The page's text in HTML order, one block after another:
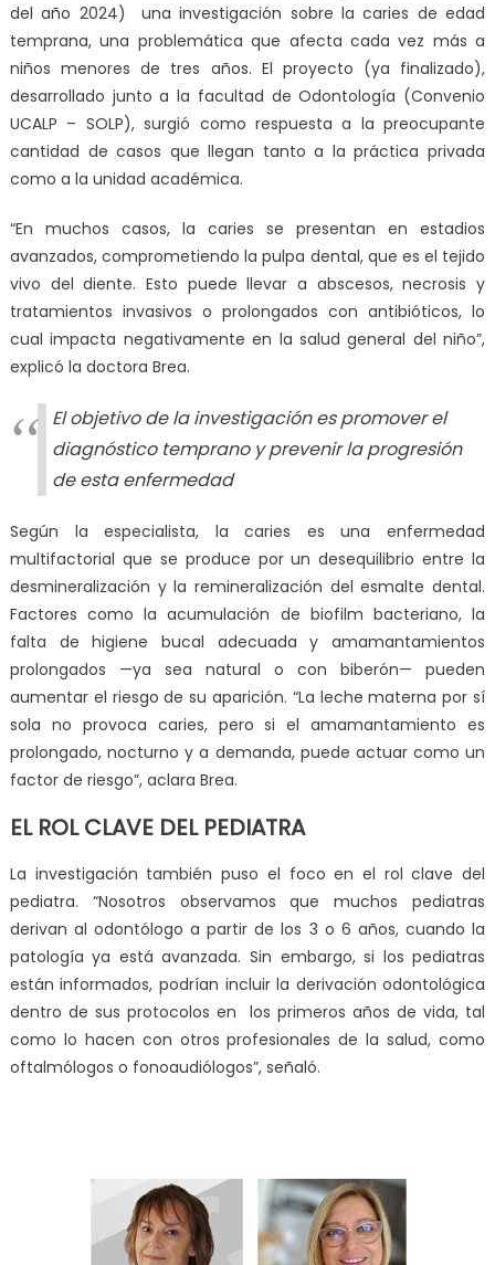
del año 2024) una investigación sobre la caries de edad
temprana, una problemática que afecta cada vez más a
niños menores de tres años. El proyecto (ya finalizado),
desarrollado junto a la facultad de Odontología (Convenio
UCALP – SOLP), surgió como respuesta a la preocupante
cantidad de casos que llegan tanto a la práctica privada
como a la unidad académica.
“En muchos casos, la caries se presentan en estadios
avanzados, comprometiendo la pulpa dental, que es el tejido
vivo del diente. Esto puede llevar a abscesos, necrosis y
tratamientos invasivos o prolongados con antibióticos, lo
cual impacta negativamente en la salud general del niño”,
explicó la doctora Brea.
El objetivo de la investigación es promover el
diagnóstico temprano y prevenir la progresión
de esta enfermedad
Según la especialista, la caries es una enfermedad
multifactorial que se produce por un desequilibrio entre la
desmineralización y la remineralización del esmalte dental.
Factores como la acumulación de biofilm bacteriano, la
falta de higiene bucal adecuada y amamantamientos
prolongados —ya sea natural o con biberón— pueden
aumentar el riesgo de su aparición. “La leche materna por sí
sola no provoca caries, pero si el amamantamiento es
prolongado, nocturno y a demanda, puede actuar como un
factor de riesgo”, aclara Brea.
EL ROL CLAVE DEL PEDIATRA
La investigación también puso el foco en el rol clave del
pediatra. “Nosotros observamos que muchos pediatras
derivan al odontólogo a partir de los 3 o 6 años, cuando la
patología ya está avanzada. Sin embargo, si los pediatras
están informados, podrían incluir la derivación odontológica
dentro de sus protocolos en los primeros años de vida, tal
como lo hacen con otros profesionales de la salud, como
oftalmólogos o fonoaudiólogos”, señaló.